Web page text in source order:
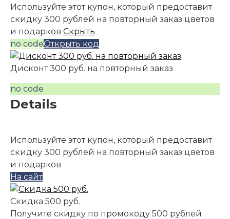
Используйте этот купон, который предоставит
скидку 300 рублей на повторный заказ цветов
и подарков Скрыть
no codeОткрыть код
Дисконт 300 руб. на повторный заказ
no code
Details
Используйте этот купон, который предоставит
скидку 300 рублей на повторный заказ цветов
и подарков
На сайт
Скидка 500 руб.
Получите скидку по промокоду 500 рублей